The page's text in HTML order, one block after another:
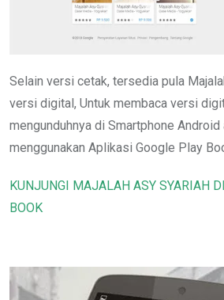
Selain versi cetak, tersedia pula
versi digital, Untuk membaca versi
mengunduhnya di Smartphone Android
menggunakan Aplikasi Google Play
KUNJUNGI MAJALAH ASY SYARIAH
BOOK